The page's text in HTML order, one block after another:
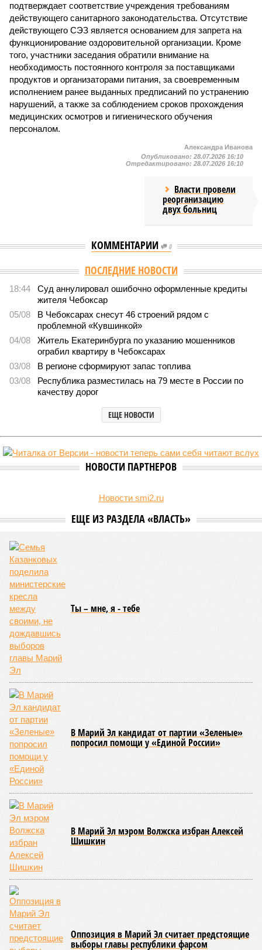
подтверждает соответствие учреждения требованиям
действующего санитарного законодательства. Отсутствие
действующего СЭЗ является основанием для запрета на
функционирование оздоровительной организации. Кроме
того, участники заседания обратили внимание на
необходимость постоянного контроля за поставщиками
продуктов и организаторами питания, за своевременным
исполнением ранее выданных предписаний по устранению
нарушений, а также за соблюдением сроков прохождения
медицинских осмотров и гигиенического обучения
персоналом.
Александра Иванова
Опубликовано: 28.07.2026 16:10
Отредактировано: 28.07.2026 16:10
Власти провели
реорганизацию
двух больниц
КОММЕНТАРИИ 0
Версия //Общество //
В регионе учреждены удостоверения мастеров
В регионе учреждены удостоверения мастеров спорта по
борьбе керешу
2024
Заткнуть за пояс
В Чувашской Республике последовательно реализуются меры,
направленные на повышение статуса и институциональное
развитие национальной борьбы на поясах керешу.
Региональные власти не ограничились
дисциплины в качестве приоритетной, но также утвердили
официальную систему спортивных званий и
ведомственных знаков отличия, закрепив
соответствующие положения и образцы наградных
атрибутов на уровне правительства субъекта. Согласно
обнародованным материалам, введены удостоверения и
нагрудные знаки мастера спорта Чувашии международного
класса по керешу, а также мастера спорта Чувашии.
Параллельно с этим разработана полная разрядная сетка
по керешу, охватывающая все ступени от третьего
юношеского разряда до уровня кандидата в мастера
спорта. Такая структура призвана обеспечить системность
в подготовке юных атлетов и создать чёткие ориентиры
для последовательного повышения их квалификации.
Керешу представляет собой традиционное единоборство,
уходящее корнями в культуру чувашского народа. Схватка
проходит следующим образом: соперники располагаются
лицом друг к другу, при этом через пояс каждого из них
перекинуто специальное матерчатое полотенце;
удерживаясь за этот элемент экипировки, борцы вступают
в противоборство, основная задача которого заключается в
том, чтобы опрокинуть противника.